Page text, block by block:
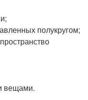
полукругом;
вещами.